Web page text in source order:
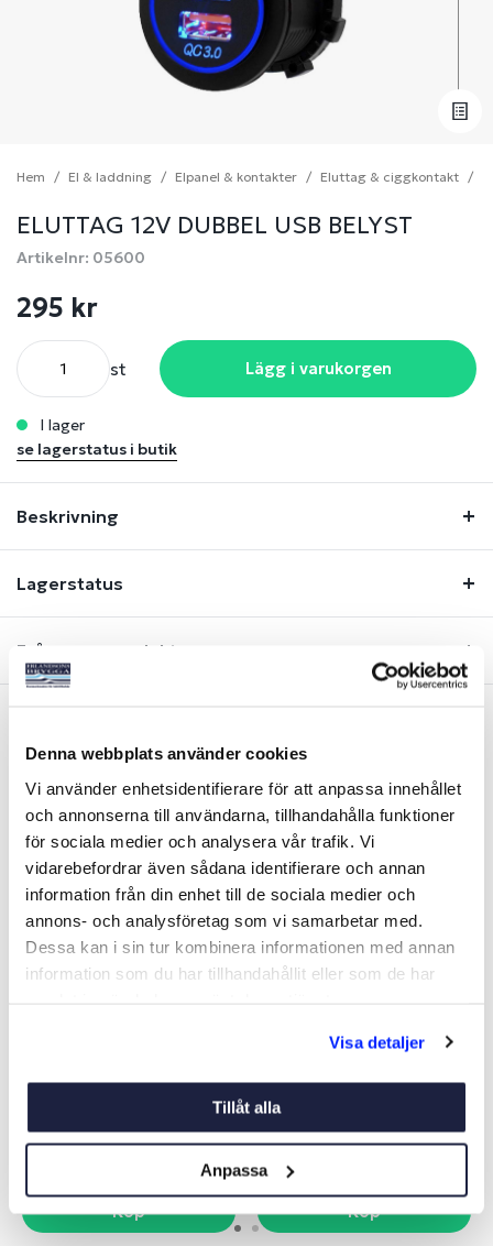
Denna webbplats använder cookies
Vi använder enhetsidentifierare för att anpassa innehållet
och annonserna till användarna, tillhandahålla funktioner
för sociala medier och analysera vår trafik. Vi
vidarebefordrar även sådana identifierare och annan
information från din enhet till de sociala medier och
annons- och analysföretag som vi samarbetar med.
Dessa kan i sin tur kombinera informationen med annan
information som du har tillhandahållit eller som de har
Visa detaljer
Tillåt alla
Anpassa
Hem El & laddning Elpanel & kontakter Eluttag & ciggkontakt
ELUTTAG 12V DUBBEL USB BELYST
Artikelnr: 05600
295 kr
st Lägg i varukorgen
i lager
se lagerstatus i butik
Beskrivning
Lagerstatus
Fråga om produkt
Liknande produkter
Art nr: 05624
Köp
-34%
USB-LADDARE 30W
Art nr: 10082
195 kr
Ord. pris 295 kr
Köp